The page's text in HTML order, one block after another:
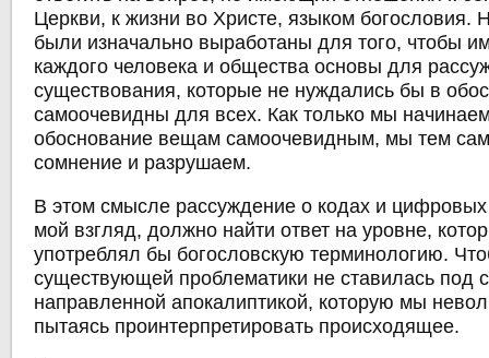
Церкви, к жизни во Христе, языком богословия.
были изначально выработаны для того, чтобы
каждого человека и общества основы для
существования, которые не нуждались бы в
самоочевидны для всех. Как только мы
обоснование вещам самоочевидным, мы тем
сомнение и разрушаем.
В этом смысле рассуждение о кодах и цифровых
мой взгляд, должно найти ответ на уровне,
употреблял бы богословскую терминологию.
существующей проблематики не ставилась под
направленной апокалиптикой, которую мы
пытаясь проинтерпретировать происходящее.